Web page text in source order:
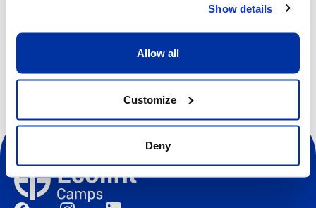
Show details
Allow all
Customize
Deny
Autres dates disponibles